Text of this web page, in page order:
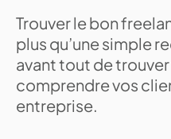
Trouver le bon
plus qu’une simple
avant tout de
comprendre vos
entreprise.